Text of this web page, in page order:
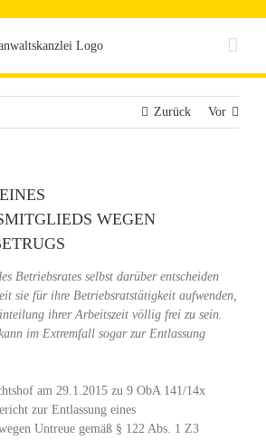
Zurück Vor
WEGEN
Betriebsrates selbst darüber entscheiden
sie für ihre Betriebsratstätigkeit aufwenden,
ihrer Arbeitszeit völlig frei zu sein.
im Extremfall sogar zur Entlassung
am 29.1.2015 zu 9 ObA 141/14x
zur Entlassung eines
Untreue gemäß § 122 Abs. 1 Z3